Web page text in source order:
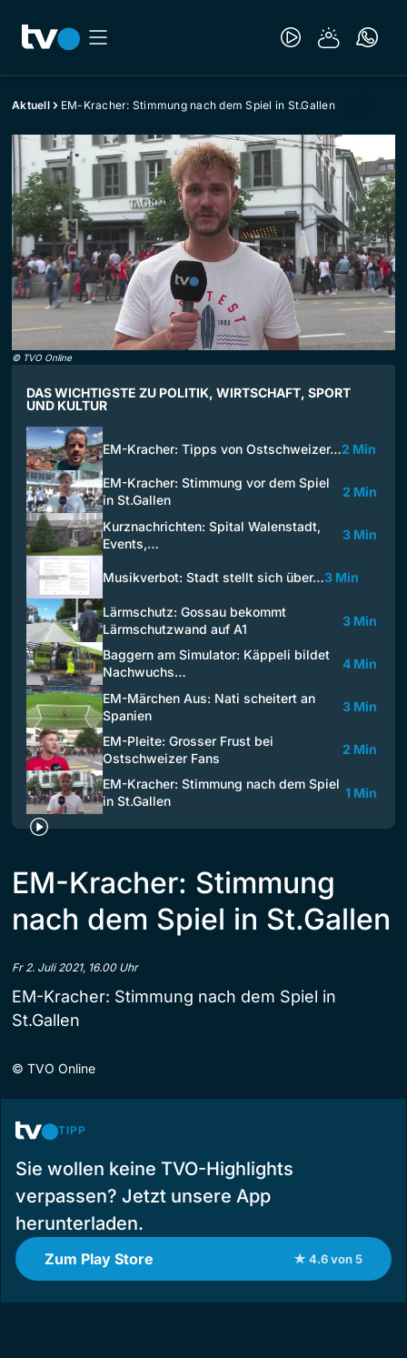
Aktuell EM-Kracher: Stimmung nach dem Spiel in St.Gallen
© TVO Online
DAS WICHTIGSTE ZU POLITIK, WIRTSCHAFT, SPORT
UND KULTUR
EM-Kracher: Tipps von Ostschweizer…2 Min
EM-Kracher: Stimmung vor dem Spiel
in St.Gallen
2 Min
Kurznachrichten: Spital Walenstadt,
Events,…
3 Min
Musikverbot: Stadt stellt sich über…3 Min
Lärmschutz: Gossau bekommt
Lärmschutzwand auf A1
3 Min
Baggern am Simulator: Käppeli bildet
Nachwuchs…
4 Min
EM-Märchen Aus: Nati scheitert an
Spanien
3 Min
EM-Pleite: Grosser Frust bei
Ostschweizer Fans
2 Min
EM-Kracher: Stimmung nach dem Spiel
in St.Gallen
1 Min
EM-Kracher: Stimmung
nach dem Spiel in St.Gallen
Fr 2. Juli 2021, 16.00 Uhr
EM-Kracher: Stimmung nach dem Spiel in
St.Gallen
© TVO Online
TIPP
Sie wollen keine TVO-Highlights
verpassen? Jetzt unsere App
herunterladen.
Zum Play Store ★ 4.6 von 5